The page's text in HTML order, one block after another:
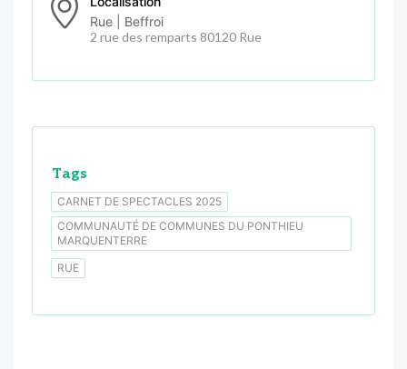
Rue | Beffroi
2 rue des remparts 80120 Rue
Tags
CARNET DE SPECTACLES 2025
COMMUNAUTÉ DE COMMUNES DU PONTHIEU
MARQUENTERRE
RUE